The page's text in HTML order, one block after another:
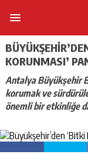
KORUNMASI’
Antalya Büyükşehir
korumak ve
önemli bir etkinliğe